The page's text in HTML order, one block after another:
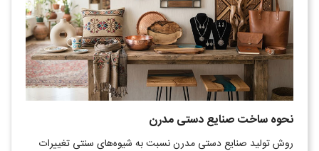
نحوه ساخت صنایع دستی مدرن
روش تولید صنایع دستی مدرن نسبت به شیوه‌های سنتی تغییرات